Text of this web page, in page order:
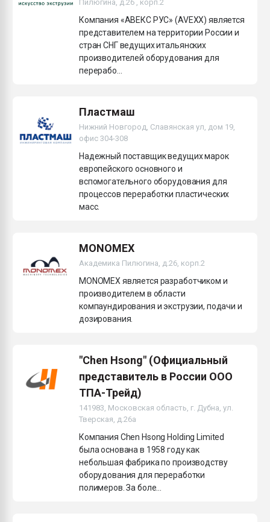
Пилюгина, д.26 , корп.2
Компания «АВЕКС РУС» (AVEXX) является
представителем на территории России и
стран СНГ ведущих итальянских
производителей оборудования для
перерабо...
Пластмаш
Нижний Новгород, Славянская ул, дом 19,
офис 304-308
Надежный поставщик ведущих марок
европейского основного и
вспомогательного оборудования для
процессов переработки пластических
масс.
MONOMEX
Академика Пилюгина, д.26, корп.2
MONOMEX является разработчиком и
производителем в области
компаундирования и экструзии, подачи и
дозирования.
"Chen Hsong" (Официальный
представитель в России ООО
ТПА-Трейд)
141983, Московская область, г. Дубна, ул.
Тверская, д.26а
Компания Chen Hsong Holding Limited
была основана в 1958 году как
небольшая фабрика по производству
оборудования для переработки
полимеров. За боле...